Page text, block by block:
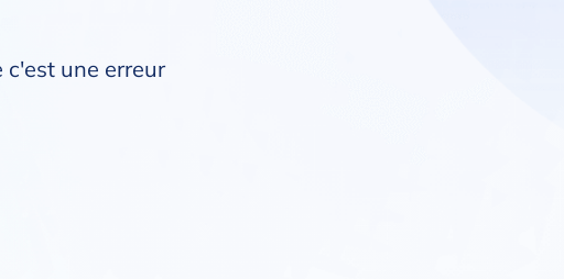
c'est une erreur